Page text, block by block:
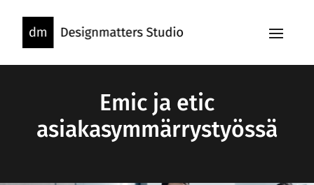
content
Emic ja etic
asiakasymmärrystyössä